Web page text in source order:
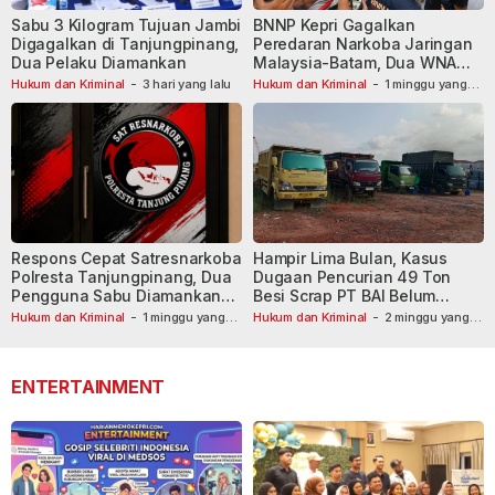
Hukum dan Kriminal - 3 hari yang lalu
Sabu 3 Kilogram Tujuan Jambi
Digagalkan di Tanjungpinang,
Dua Pelaku Diamankan
Hukum dan Kriminal - 1 minggu yang
BNNP Kepri Gagalkan
Peredaran Narkoba Jaringan
Malaysia-Batam, Dua WNA
Masih Diburu
Hukum dan Kriminal - 1 minggu yang
Respons Cepat Satresnarkoba
Polresta Tanjungpinang, Dua
Pengguna Sabu Diamankan
Usai Dilaporkan ke Call Center
Hukum dan Kriminal - 2 minggu yang
Hampir Lima Bulan, Kasus
Dugaan Pencurian 49 Ton
Besi Scrap PT BAI Belum
Tetapkan Tersangka
ENTERTAINMENT